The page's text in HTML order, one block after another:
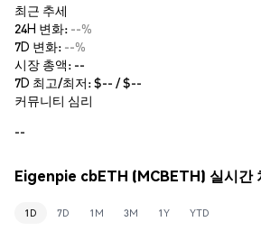
최근 추세
24H 변화: --%
7D 변화: --%
시장 총액: --
7D 최고/최저: $-- / $--
커뮤니티 심리
--
Eigenpie cbETH (MCBETH) 실시간
1D 7D 1M 3M 1Y YTD